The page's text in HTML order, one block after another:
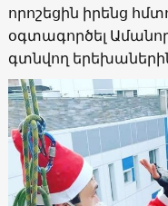
որոշեցին իրենց
օգտագործել
գտնվող